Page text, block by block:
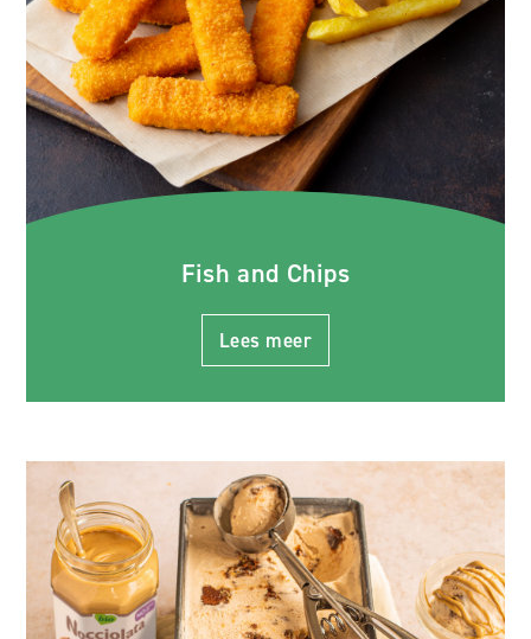
Fish and Chips
Lees meer